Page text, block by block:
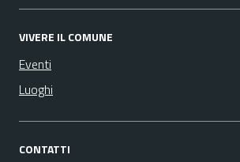
VIVERE IL COMUNE
Eventi
Luoghi
CONTATTI